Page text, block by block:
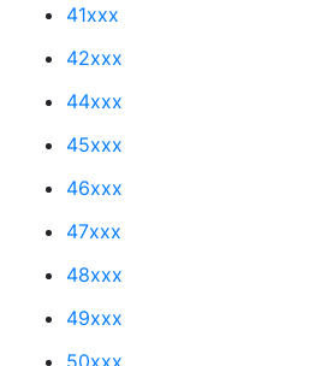
41xxx
42xxx
44xxx
45xxx
46xxx
47xxx
48xxx
49xxx
50xxx